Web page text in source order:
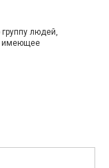
людей,
имеющее